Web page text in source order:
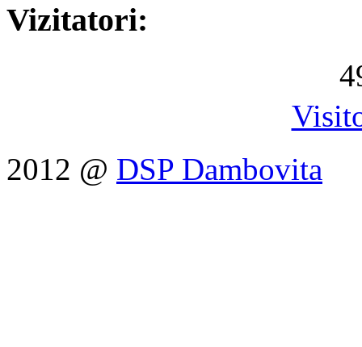
Vizitatori:
4
2012 @ DSP Dambovita